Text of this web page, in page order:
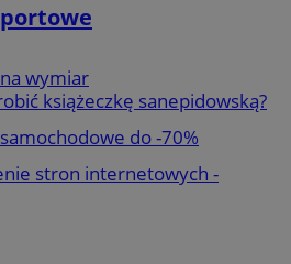
wymiar
książeczkę sanepidowską?
do -70%
stron internetowych -